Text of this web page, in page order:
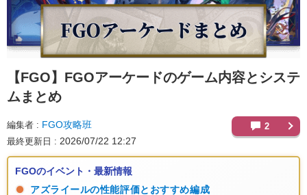
【FGO】 FGOアーケードのゲーム内容とシステ
ムまとめ
編集者 FGO攻略班
最終更新日 2026/07/22 12:27
2
FGOのイベント・最新情報
アズライールの性能評価とおすすめ編成